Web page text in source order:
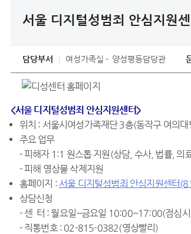
서울 디지털성범죄 안심지원
담당부서 여성가족실 양성평등담당관
<서울 디지털성범죄 안심지원센터>
위치 : 서울시여성가족재단 3층(동작구 여의
주요 업무
- 피해자 1:1 원스톱 지원(상담, 수사, 법률, 의
- 피해 영상물 삭제지원
홈페이지 : 서울 디지털성범죄 안심지원센터
상담신청
- 센 터 : 월요일~금요일 10:00~17:00(점심
- 직통번호 : 02-815-0382(영상빨리)